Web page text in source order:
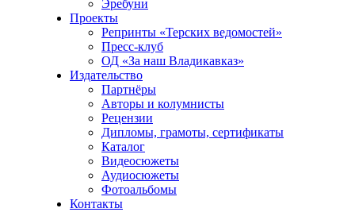
Эребуни
Проекты
Репринты «Терских ведомостей»
Пресс-клуб
ОД «За наш Владикавказ»
Издательство
Партнёры
Авторы и колумнисты
Рецензии
Дипломы, грамоты, сертификаты
Каталог
Видеосюжеты
Аудиосюжеты
Фотоальбомы
Контакты